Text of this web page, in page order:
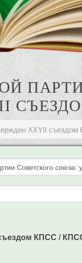
ХХYII
КПСС /